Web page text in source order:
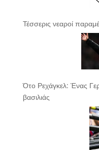
Τέσσερις νεαροί
Ότο Ρεχάγκελ: Ένας
βασιλιάς